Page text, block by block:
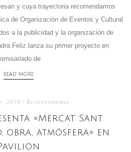
y cuya trayectoria recomendamos
de Organización de Eventos y Cultural
a la publicidad y la organización de
Feliz lanza su primer proyecto en
de
READ MORE
2018 / Recomendamos
«Mercat Sant
obra, atmósfera» en